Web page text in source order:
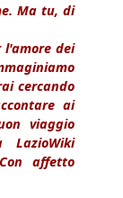
Ma tu, di
dei
cercando
ai
viaggio
LazioWiki
affetto